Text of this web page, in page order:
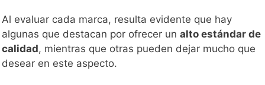
Al evaluar cada marca, resulta evidente que hay
algunas que destacan por ofrecer un alto estándar de
calidad, mientras que otras pueden dejar mucho que
desear en este aspecto.